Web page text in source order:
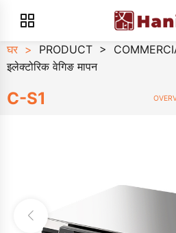
घर > PRODUCT >
इलेक्टोरिक वेगिङ मापन
C-S1